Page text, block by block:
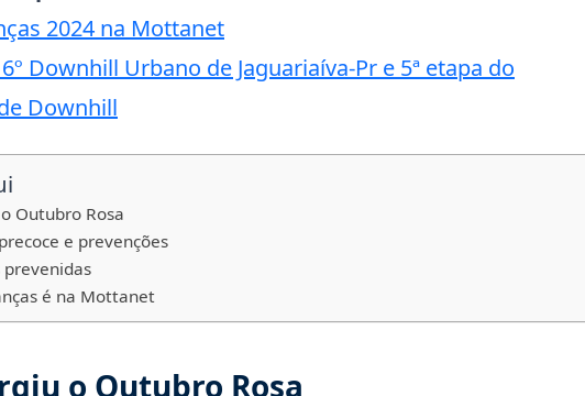
2024 na Mottanet
Downhill Urbano de Jaguariaíva-Pr e 5ª etapa do
Downhill
Outubro Rosa
e prevenções
é na Mottanet
o Outubro Rosa